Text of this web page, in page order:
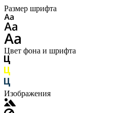
Размер шрифта
Цвет фона и шрифта
Изображения